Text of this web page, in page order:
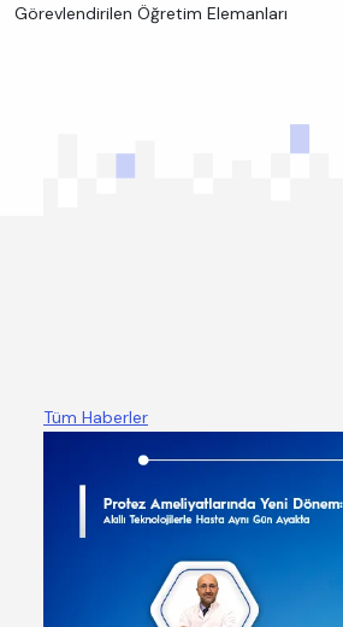
Görevlendirilen Öğretim Elemanları
Tüm Haberler